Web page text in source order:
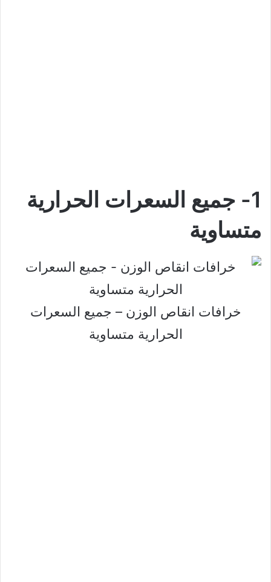
1- جميع السعرات الحرارية
متساوية
خرافات انقاص الوزن – جميع السعرات
الحرارية متساوية